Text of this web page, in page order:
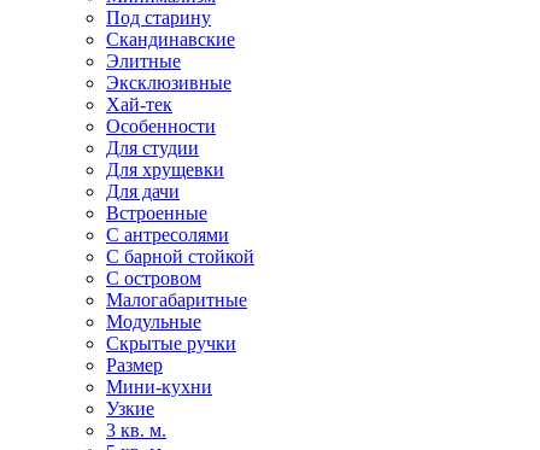
Под старину
Скандинавские
Элитные
Эксклюзивные
Хай-тек
Особенности
Для студии
Для хрущевки
Для дачи
Встроенные
С антресолями
С барной стойкой
С островом
Малогабаритные
Модульные
Скрытые ручки
Размер
Мини-кухни
Узкие
3 кв. м.